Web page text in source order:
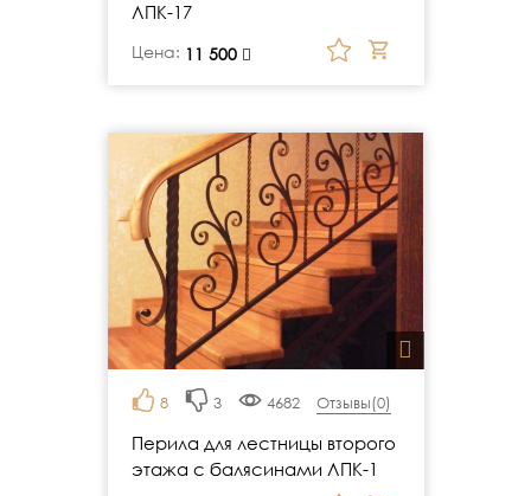
ЛПК-17
Цена: 11 500
руб.
8 3 4682 Отзывы(0)
Перила для лестницы второго
этажа с балясинами ЛПК-1